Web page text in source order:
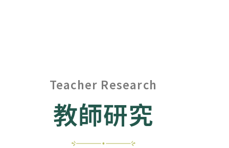
Teacher Research
教師研究